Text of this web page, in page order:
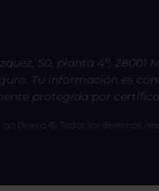
50, planta 4º, 28001
Tu información es
protegida por
go Bravo ® Todos los derechos